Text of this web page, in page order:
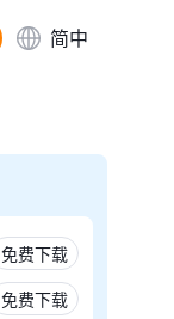
简中
免费下载
免费下载